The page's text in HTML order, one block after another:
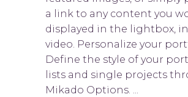
a link to any content you
displayed in the lightbox,
video. Personalize your
Define the style of your
lists and single projects
Mikado Options. ...